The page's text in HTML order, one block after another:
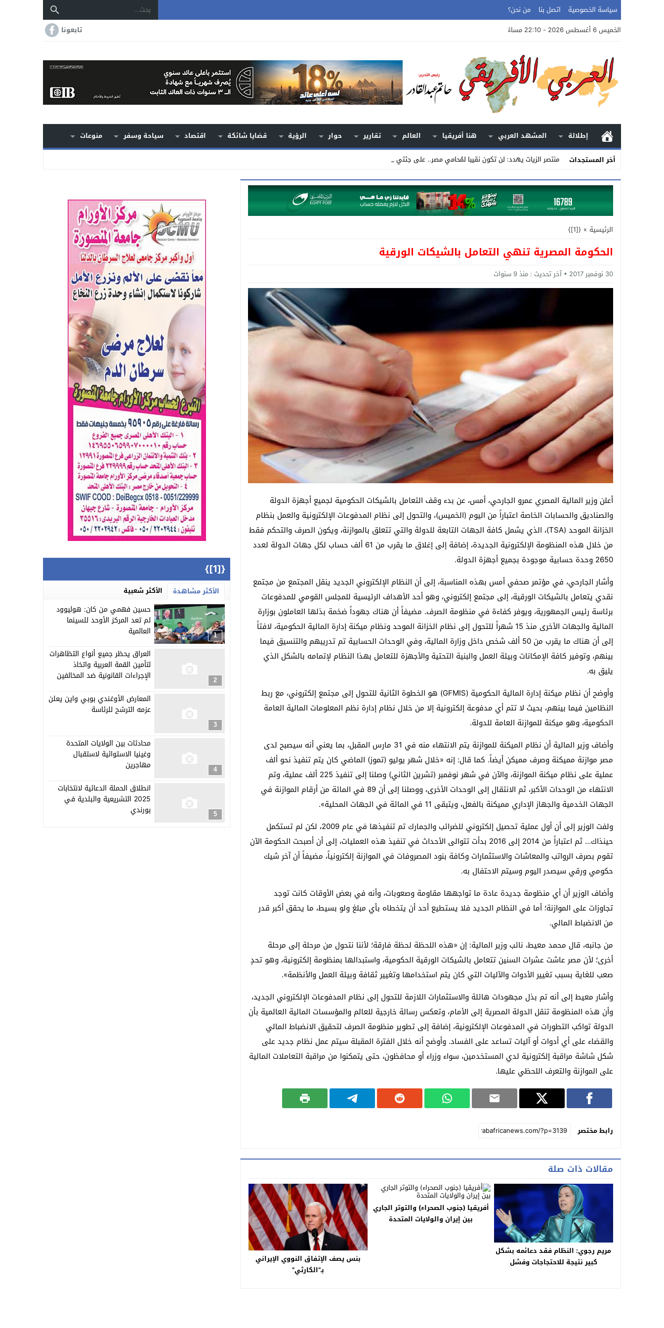
سياسة الخصوصية اتصل بنا
من نحن؟
الخميس 6 أغسطس 2026 - 22:10 مساءً
تابعونا
إطلالة المشهد العربي هنا أفريقيا العالم تقارير حوار الرؤية قضايا شائكة اقتصاد سياحة وسفر
منوعات
أخر المستجدات
منتصر الزيات يهدد: لن تكون نقيبا لمُحامي مصر.. على جثتي
Stop
Previous
Next
الرئيسية »
{[1]}
الحكومة المصرية تنهي التعامل بالشيكات الورقية
30 نوفمبر 2017 آخر تحديث : منذ 9 سنوات
أعلن وزير المالية المصري عمرو الجارحي، أمس، عن بدء وقف التعامل بالشيكات الحكومية لجميع أجهزة الدولة
والصناديق والحسابات الخاصة اعتباراً من اليوم (الخميس)، والتحول إلى نظام المدفوعات الإلكترونية والعمل بنظام
الخزانة الموحد (TSA)، الذي يشمل كافة الجهات التابعة للدولة والتي تتعلق بالموازنة، ويكون الصرف والتحكم فقط
من خلال هذه المنظومة الإلكترونية الجديدة، إضافة إلى إغلاق ما يقرب من 61 ألف حساب لكل جهات الدولة لعدد
2650 وحدة حسابية موجودة بجميع أجهزة الدولة.
وأشار الجارحي، في مؤتمر صحفي أمس بهذه المناسبة، إلى أن النظام الإلكتروني الجديد ينقل المجتمع من مجتمع
نقدي يتعامل بالشيكات الورقية، إلى مجتمع إلكتروني، وهو أحد الأهداف الرئيسية للمجلس القومي للمدفوعات
برئاسة رئيس الجمهورية، ويوفر كفاءة في منظومة الصرف. مضيفاً أن هناك جهوداً ضخمة بذلها العاملون بوزارة
المالية والجهات الأخرى منذ 15 شهراً للتحول إلى نظام الخزانة الموحد ونظام ميكنة إدارة المالية الحكومية، لافتاً
إلى أن هناك ما يقرب من 50 ألف شخص داخل وزارة المالية، وفي الوحدات الحسابية تم تدريبهم والتنسيق فيما
بينهم، وتوفير كافة الإمكانات وبيئة العمل والبنية التحتية والأجهزة للتعامل بهذا النظام لإتمامه بالشكل الذي
يليق به.
وأوضح أن نظام ميكنة إدارة المالية الحكومية (GFMIS) هو الخطوة الثانية للتحول إلى مجتمع إلكتروني، مع ربط
النظامين فيما بينهم، بحيث لا تتم أي مدفوعة إلكترونية إلا من خلال نظام إدارة نظم المعلومات المالية العامة
الحكومية، وهو ميكنة للموازنة العامة للدولة.
وأضاف وزير المالية أن نظام الميكنة للموازنة يتم الانتهاء منه في 31 مارس المقبل، بما يعني أنه سيصبح لدى
مصر موازنة مميكنة وصرف مميكن أيضاً. كما قال: إنه «خلال شهر يوليو (تموز) الماضي كان يتم تنفيذ نحو ألف
عملية على نظام ميكنة الموازنة، والآن في شهر نوفمبر (تشرين الثاني) وصلنا إلى تنفيذ 225 ألف عملية، وتم
الانتهاء من الوحدات الأكبر، ثم الانتقال إلى الوحدات الأخرى، ووصلنا إلى أن 89 في المائة من أرقام الموازنة في
الجهات الخدمية والجهاز الإداري مميكنة بالفعل، ويتبقى 11 في المائة في الجهات المحلية».
ولفت الوزير إلى أن أول عملية تحصيل إلكتروني للضرائب والجمارك تم تنفيذها في عام 2009، لكن لم تستكمل
حينذاك… ثم اعتباراً من 2014 إلى 2016 بدأت تتوالى الأحداث في تنفيذ هذه العمليات، إلى أن أصبحت الحكومة الآن
تقوم بصرف الرواتب والمعاشات والاستثمارات وكافة بنود المصروفات في الموازنة إلكترونياً، مضيفاً أن آخر شيك
حكومي ورقي سيصدر اليوم وسيتم الاحتفال به.
وأضاف الوزير أن أي منظومة جديدة عادة ما تواجهها مقاومة وصعوبات، وأنه في بعض الأوقات كانت توجد
تجاوزات على الموازنة؛ أما في النظام الجديد فلا يستطيع أحد أن يتخطاه بأي مبلغ ولو بسيط، ما يحقق أكبر قدر
من الانضباط المالي.
من جانبه، قال محمد معيط، نائب وزير المالية: إن «هذه اللحظة لحظة فارقة؛ لأننا نتحول من مرحلة إلى مرحلة
أخرى؛ لأن مصر عاشت عشرات السنين تتعامل بالشيكات الورقية الحكومية، واستبدالها بمنظومة إلكترونية، وهو تحدٍ
صعب للغاية بسبب تغيير الأدوات والآليات التي كان يتم استخدامها وتغيير ثقافة وبيئة العمل والأنظمة».
وأشار معيط إلى أنه تم بذل مجهودات هائلة والاستثمارات اللازمة للتحول إلى نظام المدفوعات الإلكتروني الجديد،
وأن هذه المنظومة تنقل الدولة المصرية إلى الأمام، وتعكس رسالة خارجية للعالم والمؤسسات المالية العالمية بأن
الدولة تواكب التطورات في المدفوعات الإلكترونية، إضافة إلى تطوير منظومة الصرف لتحقيق الانضباط المالي
والقضاء على أي أدوات أو آليات تساعد على الفساد. وأوضح أنه خلال الفترة المقبلة سيتم عمل نظام جديد على
شكل شاشة مراقبة إلكترونية لدي المستخدمين، سواء وزراء أو محافظون، حتى يتمكنوا من مراقبة التعاملات المالية
على الموازنة والتعرف اللحظي عليها.
رابط مختصر
مقالات ذات صلة
مريم رجوي: النظام فقد دعائمه بشكل
كبير نتيجة للاحتجاجات وفشل
أفريقيا (جنوب الصحراء) والتوتر الجاري
بين إيران والولايات المتحدة
بنس يصف الإتفاق النووي الإيراني
بـ”الكارثي”
{[1]}
الأكثر مشاهدة الأكثر شعبية
1
حسين فهمي من كان: هوليوود
لم تعد المركز الأوحد للسينما
العالمية
2
العراق يحظر جميع أنواع التظاهرات
لتأمين القمة العربية واتخاذ
الإجراءات القانونية ضد المخالفين
3
المعارض الأوغندي بوبي واين يعلن
عزمه الترشح للرئاسة
4
محادثات بين الولايات المتحدة
وغينيا الاستوائية لاستقبال
مهاجرين
5
انطلاق الحملة الدعائية لانتخابات
2025 التشريعية والبلدية في
بورندي